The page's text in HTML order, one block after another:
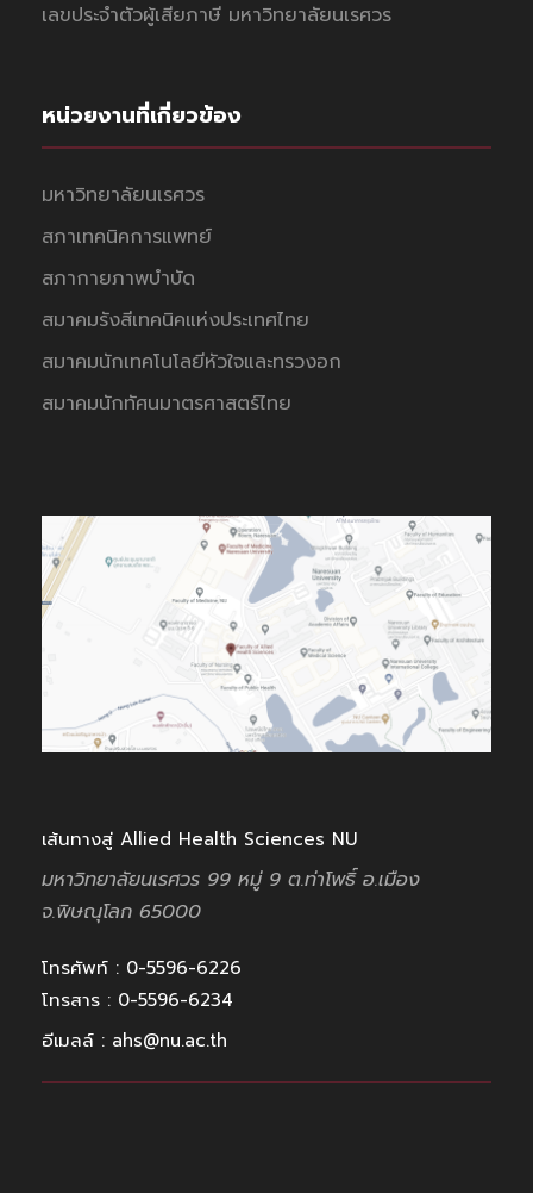
เลขประจำตัวผู้เสียภาษี มหาวิทยาลัยนเรศวร
หน่วยงานที่เกี่ยวข้อง
มหาวิทยาลัยนเรศวร
สภาเทคนิคการแพทย์
สภากายภาพบำบัด
สมาคมรังสีเทคนิคแห่งประเทศไทย
สมาคมนักเทคโนโลยีหัวใจและทรวงอก
สมาคมนักทัศนมาตรศาสตร์ไทย
เส้นทางสู่ Allied Health Sciences NU
มหาวิทยาลัยนเรศวร 99 หมู่ 9 ต.ท่าโพธิ์ อ.เมือง
จ.พิษณุโลก 65000
โทรศัพท์ : 0-5596-6226
โทรสาร : 0-5596-6234
อีเมลล์ : ahs@nu.ac.th